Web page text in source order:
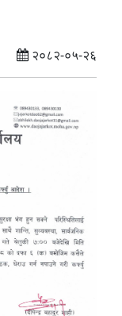
२०८२-०५-२६